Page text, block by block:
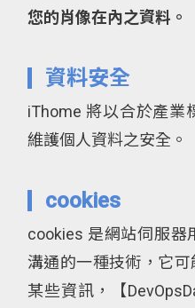
您的肖像在內之資料。
資料安全
iThome 將以合於產業
維護個人資料之安全。
cookies
cookies 是網站伺服器
溝通的一種技術，它
某些資訊，【